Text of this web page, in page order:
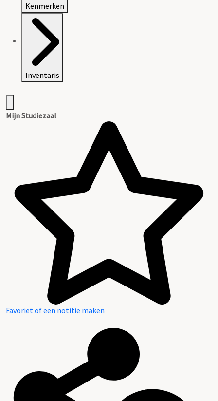
Kenmerken
Inventaris
Mijn Studiezaal
Favoriet of een notitie maken